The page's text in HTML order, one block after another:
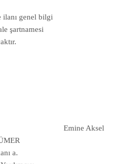
ilanı genel bilgi
şartnamesi
Aksel
Başkanı a.